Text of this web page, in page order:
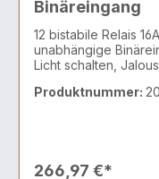
Binäreingang
12 bistabile Relais
unabhängige
Licht schalten,
Produktnummer:
266,97 €*